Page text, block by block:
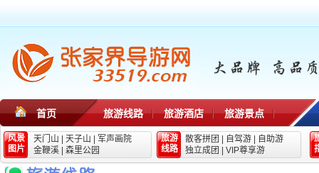
首页 旅游线路 旅游酒店 旅游景点
风景
图片
天门山 天子山
军声画院
金鞭溪
森里公园
旅游
线路
散客拼团 自驾游
自助游
独立成团
VIP尊享游